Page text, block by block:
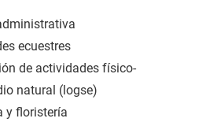
ecuestres
de actividades físico-
natural (logse)
y floristería